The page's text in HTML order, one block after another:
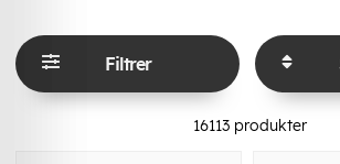
Filtrer
16113produkter